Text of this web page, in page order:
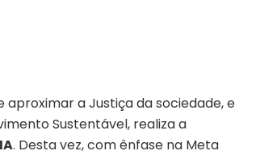
aproximar a Justiça da sociedade, e
Sustentável, realiza a
. Desta vez, com ênfase na Meta